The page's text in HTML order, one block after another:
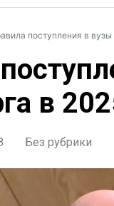
поступления в
в
Без рубрики